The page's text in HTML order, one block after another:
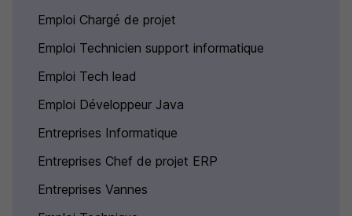
Emploi Chargé de projet
Emploi Technicien support informatique
Emploi Tech lead
Emploi Développeur Java
Entreprises Informatique
Entreprises Chef de projet ERP
Entreprises Vannes